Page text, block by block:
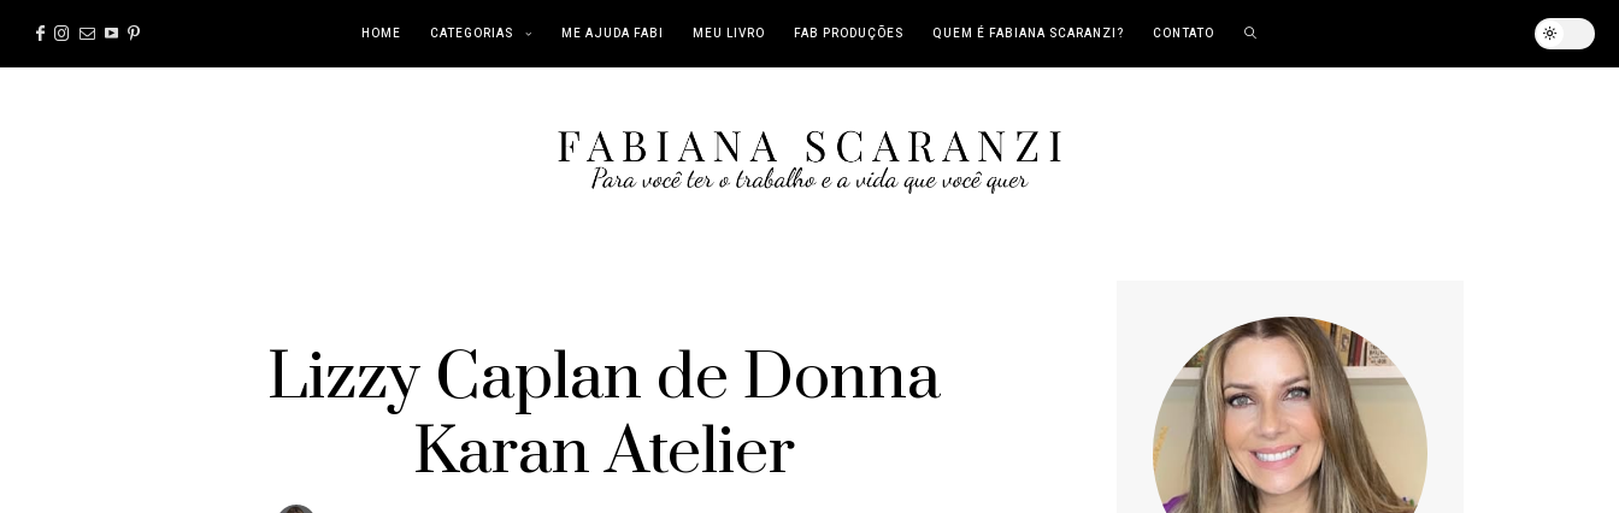
HOME CATEGORIAS ME AJUDA FABI MEU LIVRO FAB PRODUÇÕES QUEM É FABIANA SCARANZI? CONTATO
Lizzy Caplan de Donna
Karan Atelier